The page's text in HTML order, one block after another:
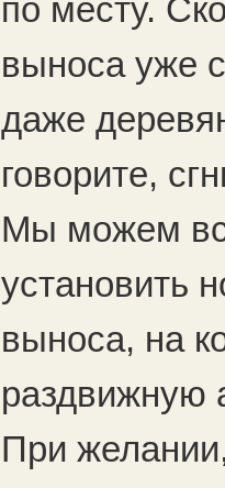
по месту.
выноса уже
даже
говорите,
Мы можем
установить
выноса, на
раздвижную
При